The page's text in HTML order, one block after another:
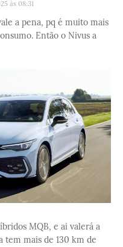
às 08:31
a pena, pq é muito mais
Então o Nivus a
MQB, e ai valerá a
tem mais de 130 km de